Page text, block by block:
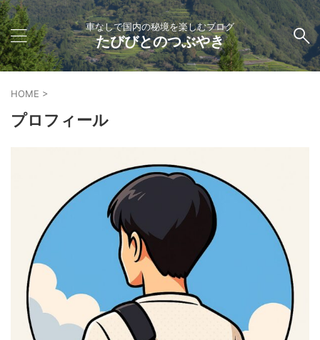
車なしで国内の秘境を楽しむブログ
たびびとのつぶやき
HOME >
プロフィール